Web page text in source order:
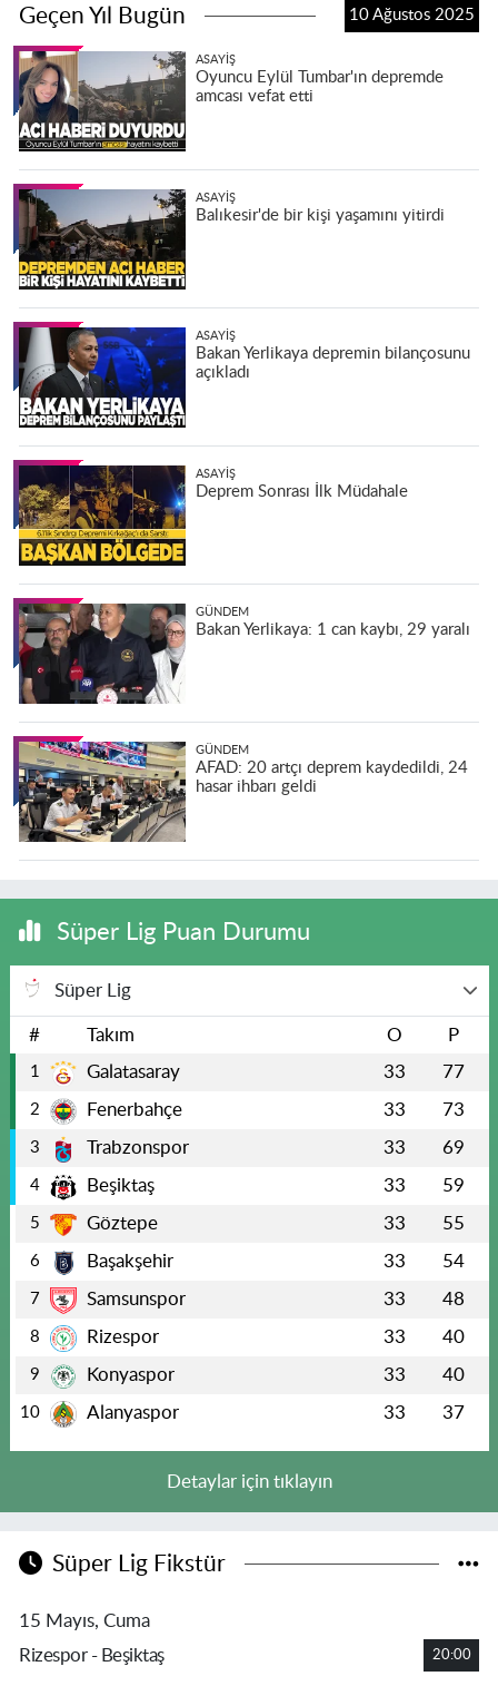
Geçen Yıl Bugün 10 Ağustos 2025
ASAYIŞ
Oyuncu Eylül Tumbar'ın depremde
amcası vefat etti
ASAYIŞ
Balıkesir'de bir kişi yaşamını yitirdi
ASAYIŞ
Bakan Yerlikaya depremin bilançosunu
açıkladı
ASAYIŞ
Deprem Sonrası İlk Müdahale
GÜNDEM
Bakan Yerlikaya: 1 can kaybı, 29 yaralı
GÜNDEM
AFAD: 20 artçı deprem kaydedildi, 24
hasar ihbarı geldi
Süper Lig Puan Durumu
Süper Lig
# Takım O P
1 Galatasaray 33 77
2 Fenerbahçe 33 73
3 Trabzonspor 33 69
4 Beşiktaş 33 59
5 Göztepe 33 55
6 Başakşehir 33 54
7 Samsunspor 33 48
8 Rizespor 33 40
9 Konyaspor 33 40
10 Alanyaspor 33 37
Detaylar için tıklayın
Süper Lig Fikstür
15 Mayıs, Cuma
Rizespor - Beşiktaş
20:00